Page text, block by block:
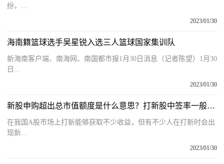
纷，...
2023/01/30
海南籍篮球选手吴星锐入选三人篮球国家集训队
新海南客户端、南海网、南国都市报1月30日消息（记者陈望）1月30
日...
2023/01/30
新股申购超出总市值额度是什么意思？打新股中签率一般是多少？
在我国A股市场上打新能够获取不少收益，但有不少人在打新时会出
现新...
2023/01/30